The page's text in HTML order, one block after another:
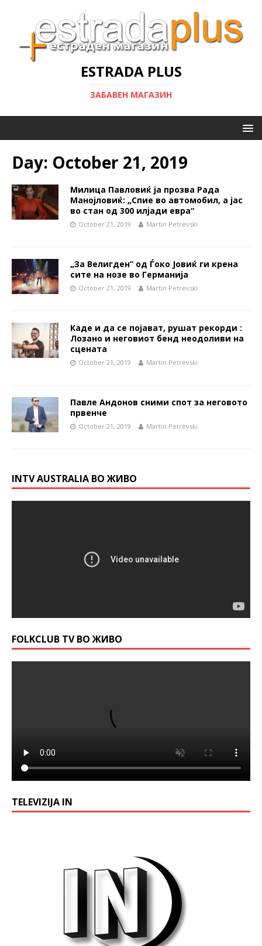
ESTRADA PLUS
ЗАБАВЕН МАГАЗИН
Day: October 21, 2019
Милица Павловиќ ја прозва Рада
Манојловиќ: „Спие во автомобил, а јас
во стан од 300 илјади евра“
October 21, 2019 Martin Petrevski
„За Велигден“ од Ѓоко Јовиќ ги крена
сите на нозе во Германија
October 21, 2019 Martin Petrevski
Каде и да се појават, рушат рекорди :
Лозано и неговиот бенд неодоливи на
сцената
October 21, 2019 Martin Petrevski
Павле Андонов сними спот за неговото
првенче
October 21, 2019 Martin Petrevski
INTV AUSTRALIA ВО ЖИВО
FOLKCLUB TV ВО ЖИВО
TELEVIZIJA IN